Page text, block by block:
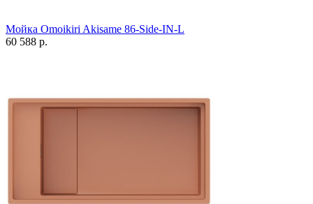
Мойка Omoikiri Akisame 86-Side-IN-L
60 588 р.